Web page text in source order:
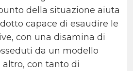
della situazione aiuta
capace di esaudire le
con una disamina di
da un modello
con tanto di